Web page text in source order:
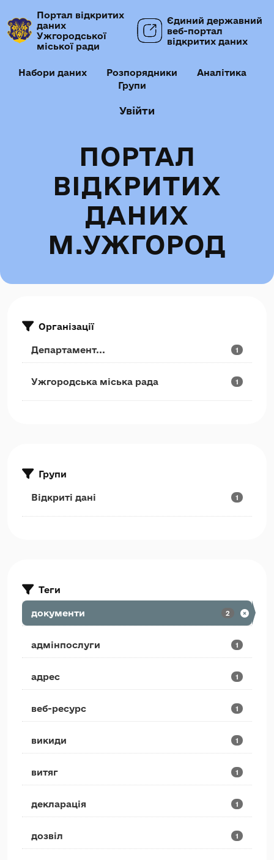
Портал відкритих
даних
Ужгородської
міської ради
Єдиний державний
веб-портал
відкритих даних
Набори даних Розпорядники
Аналітика
Групи
Увійти
ПОРТАЛ
ВІДКРИТИХ
ДАНИХ
М.УЖГОРОД
Організації
Департамент... 1
Ужгородська міська рада 1
Групи
Відкриті дані 1
Теги
документи 2
адмінпослуги 1
адрес 1
веб-ресурс 1
викиди 1
витяг 1
декларація 1
дозвіл 1